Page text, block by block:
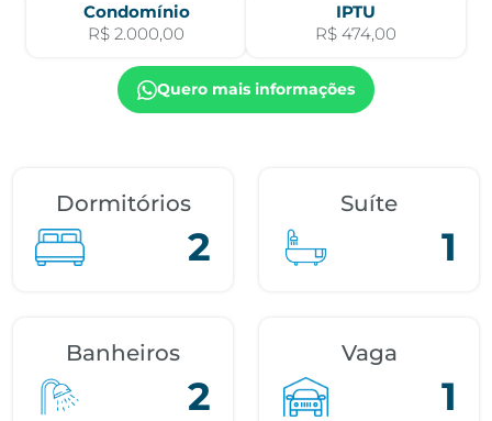
Condomínio
R$ 2.000,00
IPTU
R$ 474,00
Quero mais informações
Dormitórios
2
Suíte
1
Banheiros
2
Vaga
1